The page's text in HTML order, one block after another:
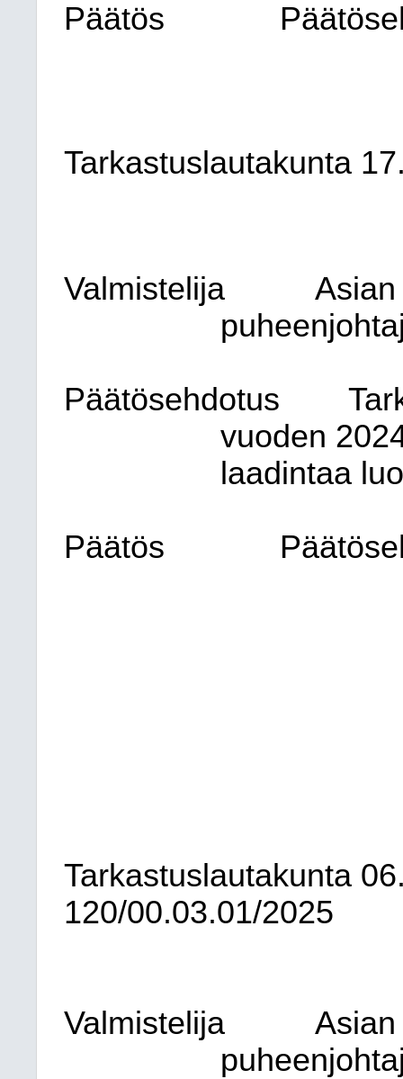
Päätös
Tarkastuslautakunta
Valmistelija
Päätösehdotus
vuoden
laadintaa
Päätös
Tarkastuslautakunta
120/00.03.01/2025
Valmistelija